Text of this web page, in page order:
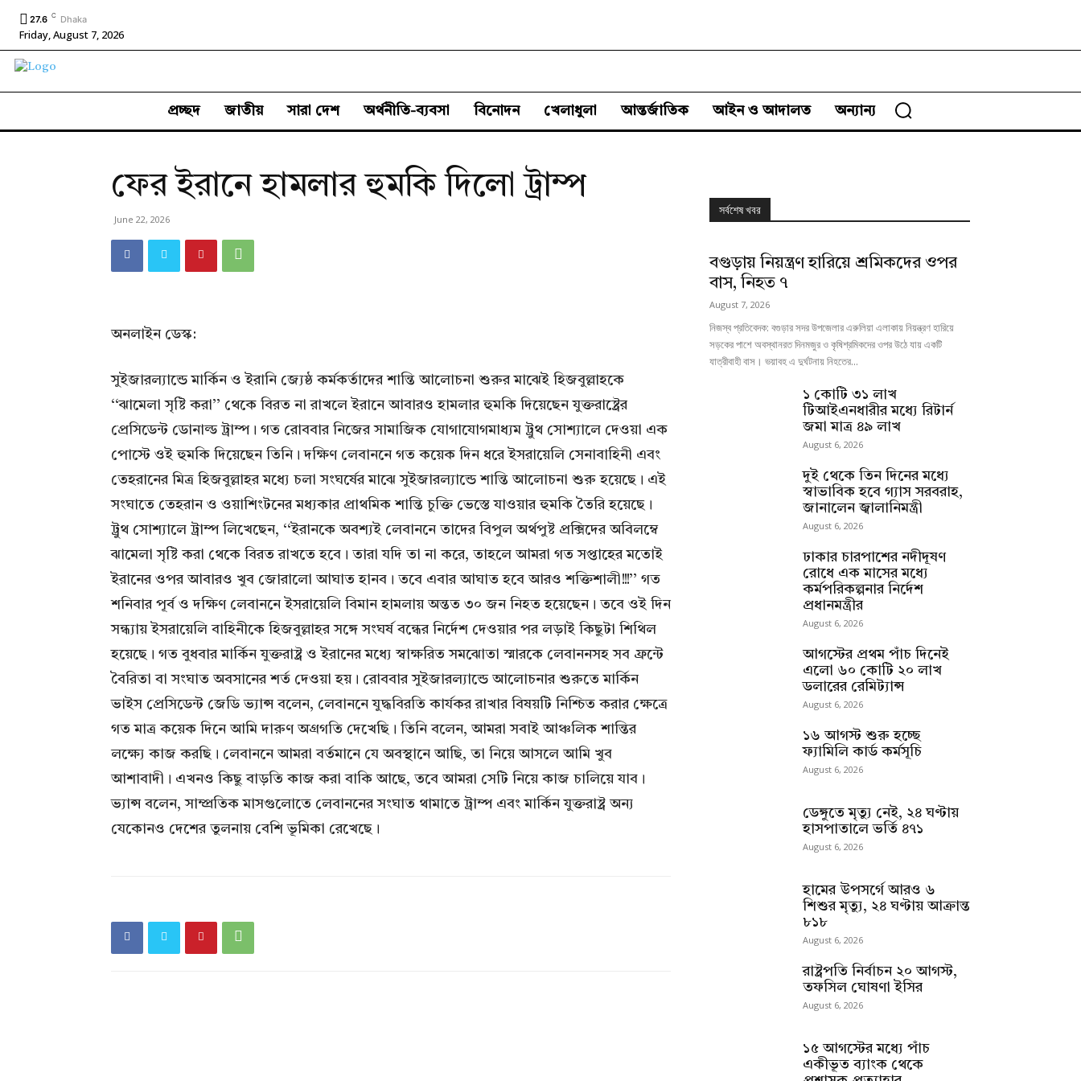
27.6 C Dhaka
Friday, August 7, 2026
প্রচ্ছদ জাতীয় সারা দেশ অর্থনীতি-ব্যবসা বিনোদন খেলাধুলা আন্তর্জাতিক আইন ও আদালত অন্যান্য
ফের ইরানে হামলার হুমকি দিলো ট্রাম্প
June 22, 2026
অনলাইন ডেস্ক:
সুইজারল্যান্ডে মার্কিন ও ইরানি জ্যেষ্ঠ কর্মকর্তাদের শান্তি আলোচনা শুরুর মাঝেই হিজবুল্লাহকে
‌‌‘‘ঝামেলা সৃষ্টি করা’’ থেকে বিরত না রাখলে ইরানে আবারও হামলার হুমকি দিয়েছেন যুক্তরাষ্ট্রের
প্রেসিডেন্ট ডোনাল্ড ট্রাম্প। গত রোববার নিজের সামাজিক যোগাযোগমাধ্যম ট্রুথ সোশ্যালে দেওয়া এক
পোস্টে ওই হুমকি দিয়েছেন তিনি। দক্ষিণ লেবাননে গত কয়েক দিন ধরে ইসরায়েলি সেনাবাহিনী এবং
তেহরানের মিত্র হিজবুল্লাহর মধ্যে চলা সংঘর্ষের মাঝে সুইজারল্যান্ডে শান্তি আলোচনা শুরু হয়েছে। এই
সংঘাতে তেহরান ও ওয়াশিংটনের মধ্যকার প্রাথমিক শান্তি চুক্তি ভেস্তে যাওয়ার হুমকি তৈরি হয়েছে।
ট্রুথ সোশ্যালে ট্রাম্প লিখেছেন, ‘‘ইরানকে অবশ্যই লেবাননে তাদের বিপুল অর্থপুষ্ট প্রক্সিদের অবিলম্বে
ঝামেলা সৃষ্টি করা থেকে বিরত রাখতে হবে। তারা যদি তা না করে, তাহলে আমরা গত সপ্তাহের মতোই
ইরানের ওপর আবারও খুব জোরালো আঘাত হানব। তবে এবার আঘাত হবে আরও শক্তিশালী!!!’’ গত
শনিবার পূর্ব ও দক্ষিণ লেবাননে ইসরায়েলি বিমান হামলায় অন্তত ৩০ জন নিহত হয়েছেন। তবে ওই দিন
সন্ধ্যায় ইসরায়েলি বাহিনীকে হিজবুল্লাহর সঙ্গে সংঘর্ষ বন্ধের নির্দেশ দেওয়ার পর লড়াই কিছুটা শিথিল
হয়েছে। গত বুধবার মার্কিন যুক্তরাষ্ট্র ও ইরানের মধ্যে স্বাক্ষরিত সমঝোতা স্মারকে লেবাননসহ সব ফ্রন্টে
বৈরিতা বা সংঘাত অবসানের শর্ত দেওয়া হয়। রোববার সুইজারল্যান্ডে আলোচনার শুরুতে মার্কিন
ভাইস প্রেসিডেন্ট জেডি ভ্যান্স বলেন, লেবাননে যুদ্ধবিরতি কার্যকর রাখার বিষয়টি নিশ্চিত করার ক্ষেত্রে
গত মাত্র কয়েক দিনে আমি দারুণ অগ্রগতি দেখেছি। তিনি বলেন, আমরা সবাই আঞ্চলিক শান্তির
লক্ষ্যে কাজ করছি। লেবাননে আমরা বর্তমানে যে অবস্থানে আছি, তা নিয়ে আসলে আমি খুব
আশাবাদী। এখনও কিছু বাড়তি কাজ করা বাকি আছে, তবে আমরা সেটি নিয়ে কাজ চালিয়ে যাব।
ভ্যান্স বলেন, সাম্প্রতিক মাসগুলোতে লেবাননের সংঘাত থামাতে ট্রাম্প এবং মার্কিন যুক্তরাষ্ট্র অন্য
যেকোনও দেশের তুলনায় বেশি ভূমিকা রেখেছে।
সর্বশেষ খবর
বগুড়ায় নিয়ন্ত্রণ হারিয়ে শ্রমিকদের ওপর
বাস, নিহত ৭
August 7, 2026
নিজস্ব প্রতিবেদক: বগুড়ার সদর উপজেলার এরুলিয়া এলাকায় নিয়ন্ত্রণ হারিয়ে
সড়কের পাশে অবস্থানরত দিনমজুর ও কৃষিশ্রমিকদের ওপর উঠে যায় একটি
যাত্রীবাহী বাস। ভয়াবহ এ দুর্ঘটনায় নিহতের...
১ কোটি ৩১ লাখ
টিআইএনধারীর মধ্যে রিটার্ন
জমা মাত্র ৪৯ লাখ
August 6, 2026
দুই থেকে তিন দিনের মধ্যে
স্বাভাবিক হবে গ্যাস সরবরাহ,
জানালেন জ্বালানিমন্ত্রী
August 6, 2026
ঢাকার চারপাশের নদীদূষণ
রোধে এক মাসের মধ্যে
কর্মপরিকল্পনার নির্দেশ
প্রধানমন্ত্রীর
August 6, 2026
আগস্টের প্রথম পাঁচ দিনেই
এলো ৬০ কোটি ২০ লাখ
ডলারের রেমিট্যান্স
August 6, 2026
১৬ আগস্ট শুরু হচ্ছে
ফ্যামিলি কার্ড কর্মসূচি
August 6, 2026
ডেঙ্গুতে মৃত্যু নেই, ২৪ ঘণ্টায়
হাসপাতালে ভর্তি ৪৭১
August 6, 2026
হামের উপসর্গে আরও ৬
শিশুর মৃত্যু, ২৪ ঘণ্টায় আক্রান্ত
৮১৮
August 6, 2026
রাষ্ট্রপতি নির্বাচন ২০ আগস্ট,
তফসিল ঘোষণা ইসির
August 6, 2026
১৫ আগস্টের মধ্যে পাঁচ
একীভূত ব্যাংক থেকে